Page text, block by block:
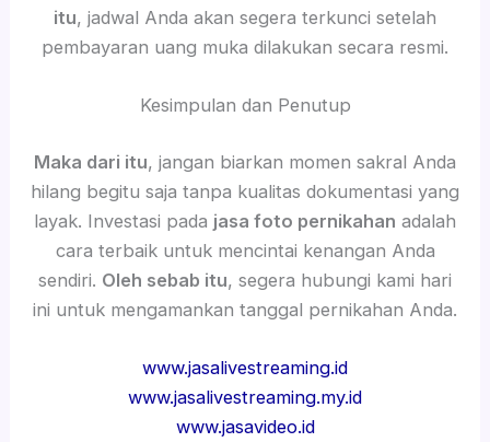
itu, jadwal Anda akan segera terkunci setelah
pembayaran uang muka dilakukan secara resmi.
Kesimpulan dan Penutup
Maka dari itu, jangan biarkan momen sakral Anda
hilang begitu saja tanpa kualitas dokumentasi yang
layak. Investasi pada jasa foto pernikahan adalah
cara terbaik untuk mencintai kenangan Anda
sendiri. Oleh sebab itu, segera hubungi kami hari
ini untuk mengamankan tanggal pernikahan Anda.
www.jasalivestreaming.id
www.jasalivestreaming.my.id
www.jasavideo.id